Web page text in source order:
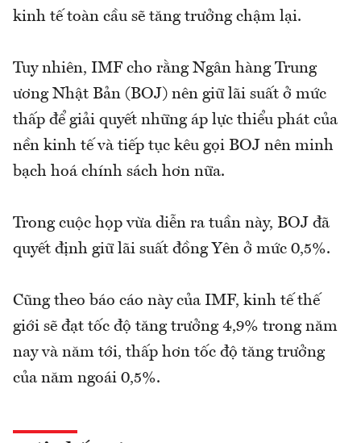
kinh tế toàn cầu sẽ tăng trưởng chậm lại.
Tuy nhiên, IMF cho rằng Ngân hàng Trung
ương Nhật Bản (BOJ) nên giữ lãi suất ở mức
thấp để giải quyết những áp lực thiểu phát của
nền kinh tế và tiếp tục kêu gọi BOJ nên minh
bạch hoá chính sách hơn nữa.
Trong cuộc họp vừa diễn ra tuần này, BOJ đã
quyết định giữ lãi suất đồng Yên ở mức 0,5%.
Cũng theo báo cáo này của IMF, kinh tế thế
giới sẽ đạt tốc độ tăng trưởng 4,9% trong năm
nay và năm tới, thấp hơn tốc độ tăng trưởng
của năm ngoái 0,5%.